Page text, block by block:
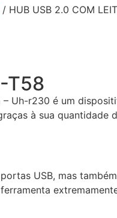
/ HUB USB 2.0 COM
T58
Uh-r230 é um
à sua
USB, mas